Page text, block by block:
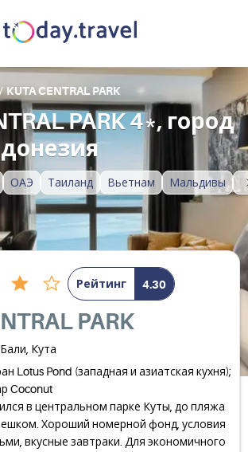
ОАЭ Таиланд Вьетнам Мальдивы
KUTA CENTRAL PARK
PARK 4*, город
Рейтинг 4.30
PARK
Кута
Lotus Pond (западная и азиатская кухня);
Coconut
в центральном парке Куты, до пляжа
Хороший номерной фонд, условия
вкусные завтраки. Для экономичного